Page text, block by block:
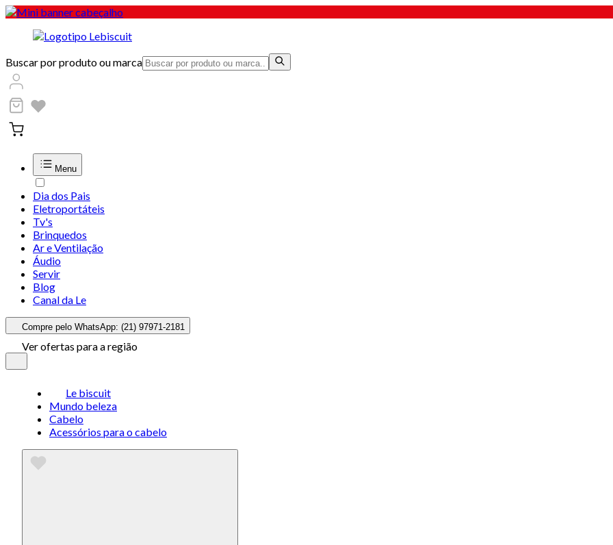
Buscar por produto ou marca
Menu
Dia dos Pais
Eletroportáteis
Tv's
Brinquedos
Ar e Ventilação
Áudio
Servir
Blog
Canal da Le
Compre pelo WhatsApp: (21) 97971-2181
Ver ofertas para a região
Le biscuit
Mundo beleza
Cabelo
Acessórios para o cabelo